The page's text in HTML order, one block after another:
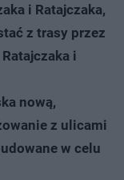
i Ratajczaka,
z trasy przez
i
nową,
z ulicami
w celu